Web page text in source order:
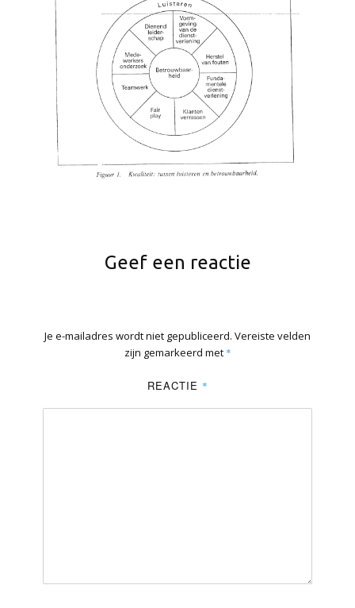
Geef een reactie
Je e-mailadres wordt niet gepubliceerd. Vereiste velden
zijn gemarkeerd met *
REACTIE *